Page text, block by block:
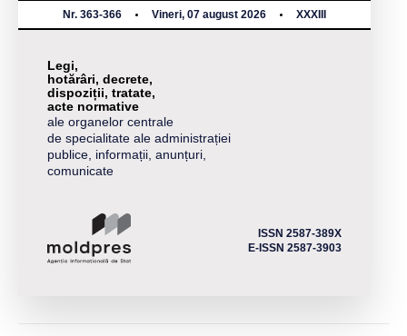
Nr. 363-366 Vineri, 07 august 2026 XXXIII
Legi,
hotărâri, decrete,
dispoziții, tratate,
acte normative
ale organelor centrale
de specialitate ale administrației
publice, informații, anunțuri,
comunicate
ISSN 2587-389X
E-ISSN 2587-3903